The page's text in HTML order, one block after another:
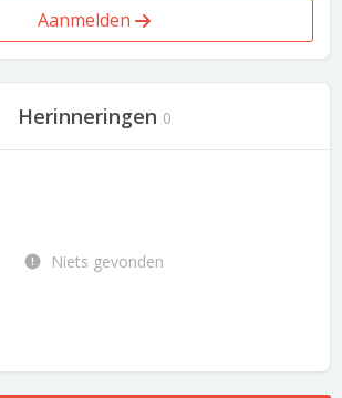
Aanmelden
Herinneringen 0
Niets gevonden